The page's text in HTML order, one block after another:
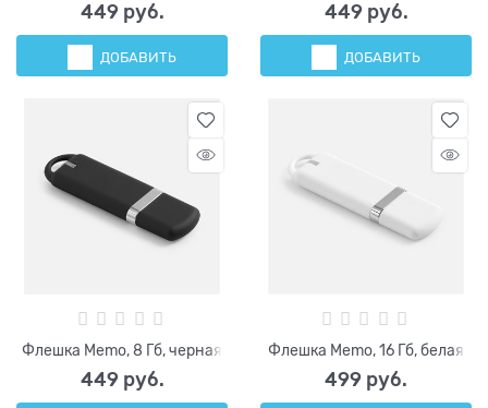
449 руб.
ДОБАВИТЬ
449 руб.
ДОБАВИТЬ
Флешка Memo, 8 Гб, черная
449 руб.
Флешка Memo, 16 Гб, белая
499 руб.